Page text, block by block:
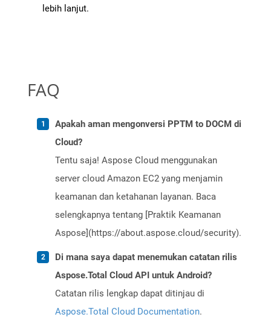
lebih lanjut.
FAQ
Apakah aman mengonversi PPTM to DOCM di
Cloud?
Tentu saja! Aspose Cloud menggunakan
server cloud Amazon EC2 yang menjamin
keamanan dan ketahanan layanan. Baca
selengkapnya tentang [Praktik Keamanan
Aspose](https://about.aspose.cloud/security).
Di mana saya dapat menemukan catatan rilis
Aspose.Total Cloud API untuk Android?
Catatan rilis lengkap dapat ditinjau di
Aspose.Total Cloud Documentation.